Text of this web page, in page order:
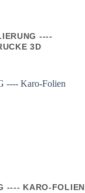
----
3D
---- KARO-FOLIEN